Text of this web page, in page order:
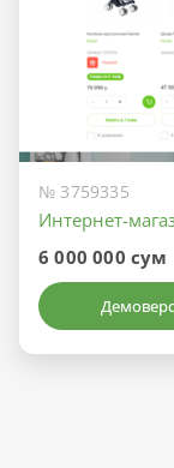
№ 3759335
Интернет-
6 000 000 сум